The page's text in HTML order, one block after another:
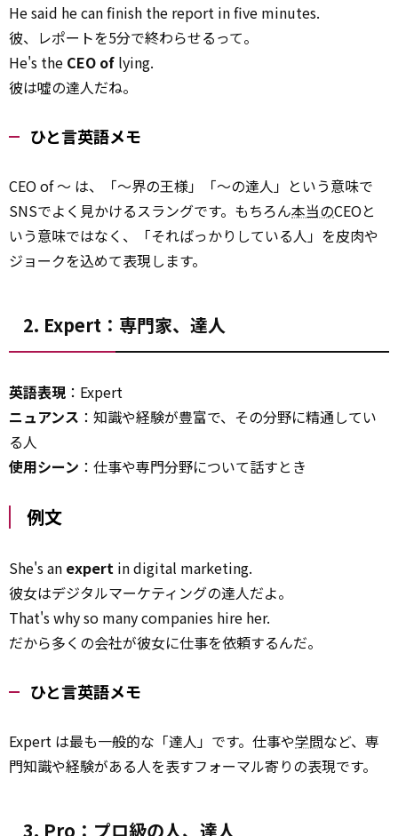
He said he can finish the report in five minutes.
彼、レポートを5分で終わらせるって。
He's the CEO of lying.
彼は噓の達人だね。
ひと言英語メモ
CEO of ～ は、「～界の王様」「～の達人」という意味で
SNSでよく見かけるスラングです。もちろん本当のCEOと
いう意味ではなく、「そればっかりしている人」を皮肉や
ジョークを込めて表現します。
2. Expert：専門家、達人
英語表現 ：Expert
ニュアンス ：知識や経験が豊富で、その分野に精通してい
る人
使用シーン ：仕事や専門分野について話すとき
例文
She's an expert in digital marketing.
彼女はデジタルマーケティングの達人だよ。
That's why so many companies hire her.
だから多くの会社が彼女に仕事を依頼するんだ。
ひと言英語メモ
Expert は最も一般的な「達人」です。仕事や学問など、専
門知識や経験がある人を表すフォーマル寄りの表現です。
3. Pro：プロ級の人、達人